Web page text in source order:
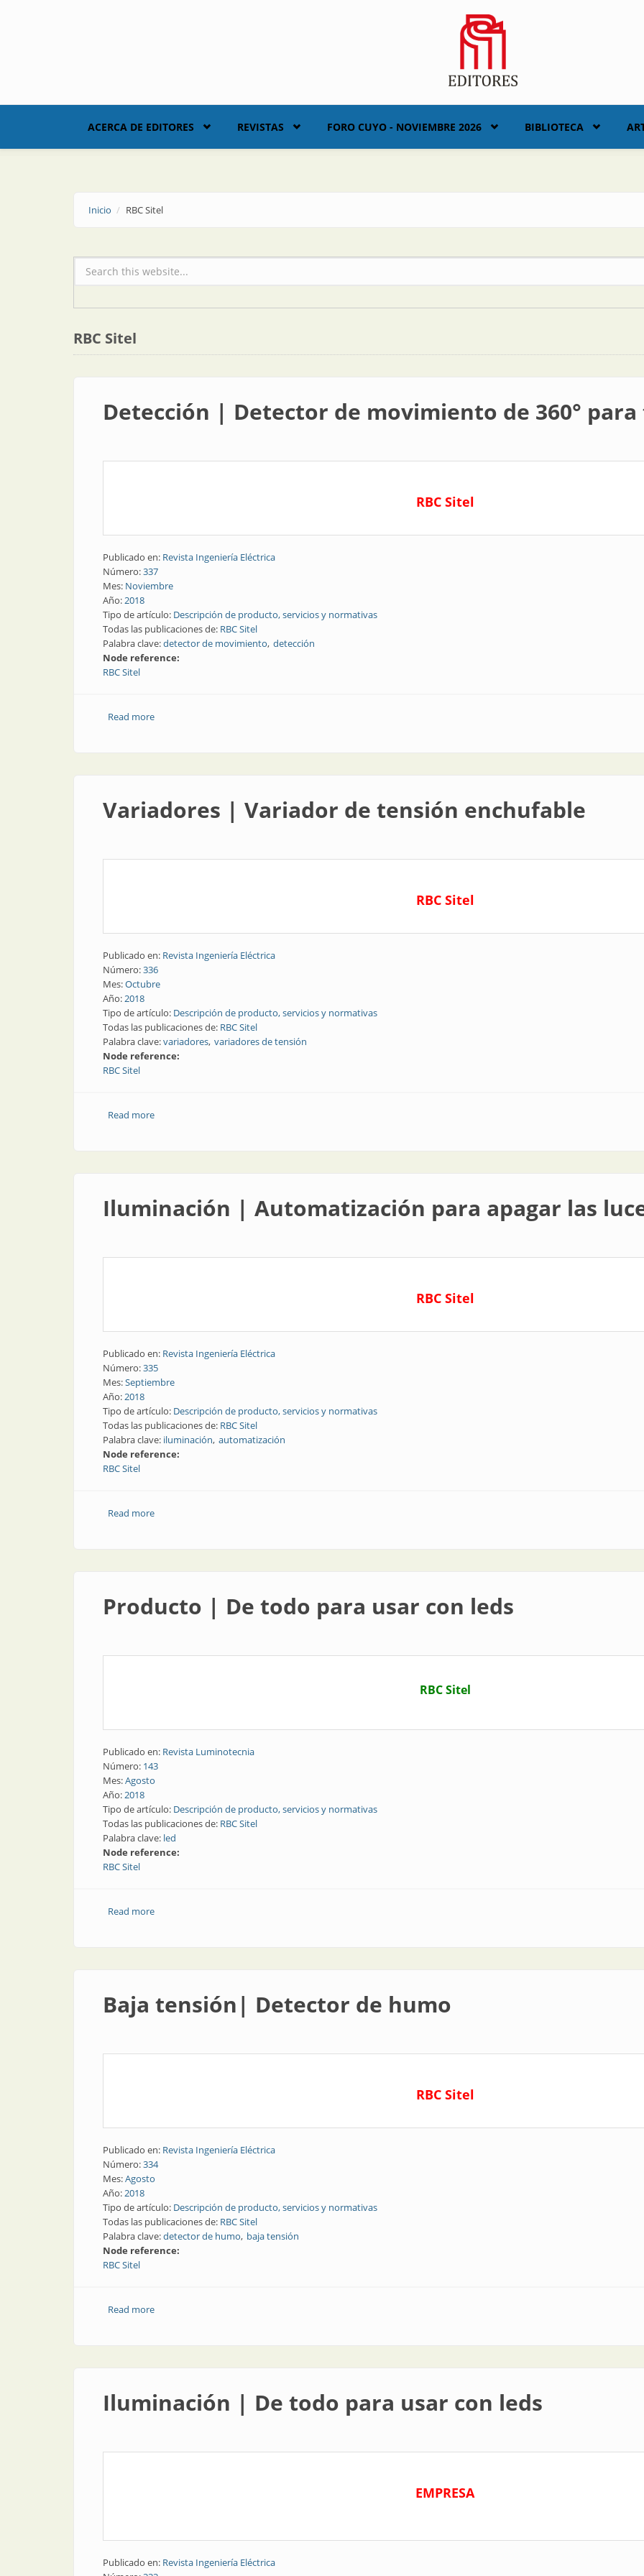
ACERCA DE EDITORES REVISTAS FORO CUYO - NOVIEMBRE 2026 BIBLIOTECA
Inicio RBC Sitel
Formulario de búsqueda
RBC Sitel
Detección | Detector de movimiento de 360°
RBC Sitel
Publicado en: Revista Ingeniería Eléctrica
Número:337
Mes: Noviembre
Año:2018
Tipo de artículo: Descripción de producto, servicios y normativas
Todas las publicaciones de: RBC Sitel
Palabra clave:detector de movimiento detección
Node reference:
RBC Sitel
Read moreabout Detección | Detector de movimiento de 360° para techo
Variadores | Variador de tensión enchufable
RBC Sitel
Publicado en: Revista Ingeniería Eléctrica
Número:336
Mes:Octubre
Año:2018
Tipo de artículo: Descripción de producto, servicios y normativas
Todas las publicaciones de: RBC Sitel
Palabra clave:variadores variadores de tensión
Node reference:
RBC Sitel
Read moreabout Variadores | Variador de tensión enchufable
Iluminación | Automatización para apagar las
RBC Sitel
Publicado en: Revista Ingeniería Eléctrica
Número:335
Mes:Septiembre
Año:2018
Tipo de artículo: Descripción de producto, servicios y normativas
Todas las publicaciones de: RBC Sitel
Palabra clave: iluminación automatización
Node reference:
RBC Sitel
Read moreabout Iluminación | Automatización para apagar las luces
Producto | De todo para usar con leds
RBC Sitel
Publicado en: Revista Luminotecnia
Número: 143
Mes:Agosto
Año:2018
Tipo de artículo: Descripción de producto, servicios y normativas
Todas las publicaciones de: RBC Sitel
Palabra clave: led
Node reference:
RBC Sitel
Read moreabout Producto | De todo para usar con leds
Baja tensión| Detector de humo
RBC Sitel
Publicado en: Revista Ingeniería Eléctrica
Número:334
Mes:Agosto
Año:2018
Tipo de artículo: Descripción de producto, servicios y normativas
Todas las publicaciones de: RBC Sitel
Palabra clave:detector de humo baja tensión
Node reference:
RBC Sitel
Read moreabout Baja tensión| Detector de humo
Iluminación | De todo para usar con leds
EMPRESA
Publicado en: Revista Ingeniería Eléctrica